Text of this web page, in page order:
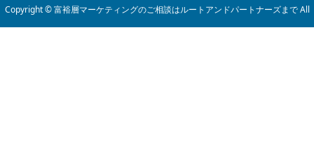
Copyright © 富裕層マーケティングのご相談はルートアンドパートナーズまで All